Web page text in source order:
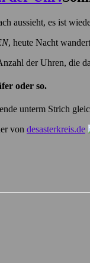
aussieht, es ist
, heute Nacht
der Uhren, die
oder so.
unterm Strich
von desasterkreis.de